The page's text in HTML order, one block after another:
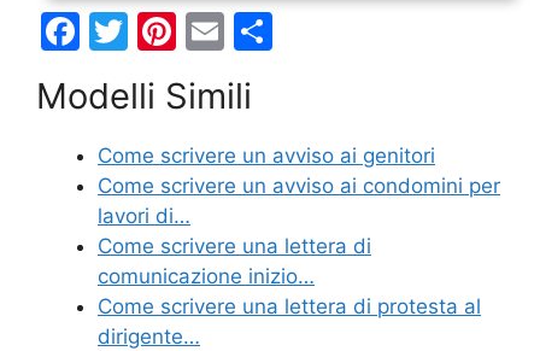
F
c
e
b
o
o
k
T
w
itt
er
Pi
nt
er
e
st
E
m
ai
l
di
vi
Modelli Simili
Come scrivere un avviso ai genitori
Come scrivere un avviso ai condomini per
lavori di…
Come scrivere una lettera di
comunicazione inizio…
Come scrivere una lettera di protesta al
dirigente…